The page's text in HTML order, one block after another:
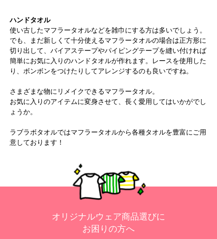
ハンドタオル
使い古したマフラータオルなどを雑巾にする方は多いでしょう。
でも、まだ新しくて十分使えるマフラータオルの場合は正方形に
切り出して、バイアステープやパイピングテープを縫い付ければ
簡単にお気に入りのハンドタオルが作れます。レースを使用した
り、ボンボンをつけたりしてアレンジするのも良いですね。
さまざまな物にリメイクできるマフラータオル。
お気に入りのアイテムに変身させて、長く愛用してはいかがでし
ょうか。
ラブラボタオルではマフラータオルから各種タオルを豊富にご用
意しております！
オリジナルウェア商品選びに
お困りの方へ